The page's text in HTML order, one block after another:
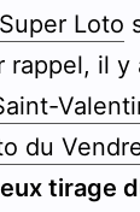
Super Loto
rappel, il
du
tirage